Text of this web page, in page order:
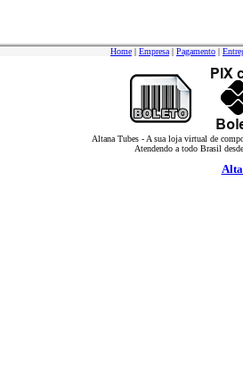
Home | Empresa | Pagamento |
Altana Tubes - A sua loja virtual de
Atendendo a todo Brasil